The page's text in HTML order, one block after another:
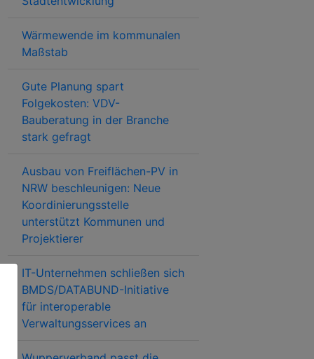
Wärmewende im kommunalen
Maßstab
Gute Planung spart
Folgekosten: VDV-
Bauberatung in der Branche
stark gefragt
Ausbau von Freiflächen-PV in
NRW beschleunigen: Neue
Koordinierungsstelle
unterstützt Kommunen und
Projektierer
IT-Unternehmen schließen sich
BMDS/DATABUND-Initiative
für interoperable
Verwaltungsservices an